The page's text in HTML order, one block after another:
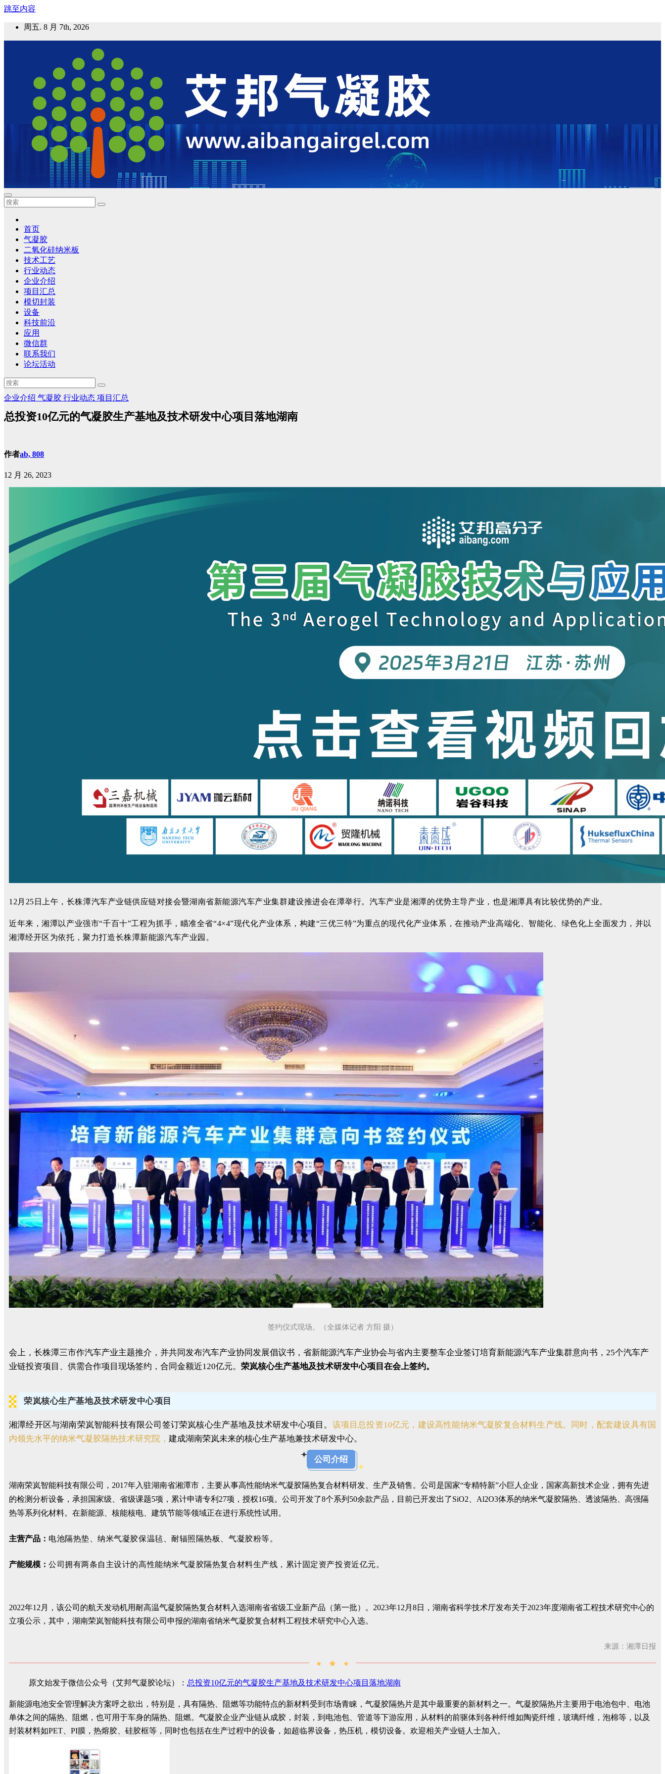
跳至内容
周五. 8 月 7th, 2026
艾邦气凝胶论坛
气凝胶材料及应用，产业链动态；气凝胶在新能源如锂电、储能等上的应用资讯分享
首页
气凝胶
二氧化硅纳米板
技术工艺
行业动态
企业介绍
项目汇总
模切封装
设备
科技前沿
应用
微信群
联系我们
论坛活动
企业介绍 气凝胶 行业动态 项目汇总
总投资10亿元的气凝胶生产基地及技术研发中心项目落地湖南
作者ab, 808
12 月 26, 2023
12月25日上午，长株潭汽车产业链供应链对接会暨湖南省新能源汽车产业集群建设推进会在潭举行。汽车产业是湘潭的优势主导产业，也是湘潭具有比较优势的产业。
近年来，湘潭以产业强市“千百十”工程为抓手，瞄准全省“4×4”现代化产业体系，构建“三优三特”为重点的现代化产业体系，在推动产业高端化、智能化、绿色化上全面发力，并以
湘潭经开区为依托，聚力打造长株潭新能源汽车产业园。
签约仪式现场。（全媒体记者 方阳 摄）
会上，长株潭三市作汽车产业主题推介，并共同发布汽车产业协同发展倡议书，省新能源汽车产业协会与省内主要整车企业签订培育新能源汽车产业集群意向书，25个汽车产
业链投资项目、供需合作项目现场签约，合同金额近120亿元。 荣岚核心生产基地及技术研发中心项目在会上签约。
荣岚核心生产基地及技术研发中心项目
湘潭经开区与湖南荣岚智能科技有限公司签订荣岚核心生产基地及技术研发中心项目。 该项目总投资10亿元，建设高性能纳米气凝胶复合材料生产线。同时，配套建设具有国
内领先水平的纳米气凝胶隔热技术研究院， 建成湖南荣岚未来的核心生产基地兼技术研发中心。
公司介绍
湖南荣岚智能科技有限公司，2017年入驻湖南省湘潭市，主要从事高性能纳米气凝胶隔热复合材料研发、生产及销售。公司是国家“专精特新”小巨人企业，国家高新技术企业，拥有先进
的检测分析设备，承担国家级、省级课题5项，累计申请专利27项，授权16项。公司开发了8个系列50余款产品，目前已开发出了SiO2、Al2O3体系的纳米气凝胶隔热、透波隔热、高强隔
热等系列化材料。在新能源、核能核电、建筑节能等领域正在进行系统性试用。
主营产品： 电池隔热垫、纳米气凝胶保温毡、耐辐照隔热板、气凝胶粉等。
产能规模： 公司拥有两条自主设计的高性能纳米气凝胶隔热复合材料生产线，累计固定资产投资近亿元。
2022年12月，该公司的航天发动机用耐高温气凝胶隔热复合材料入选湖南省省级工业新产品（第一批）。2023年12月8日，湖南省科学技术厅发布关于2023年度湖南省工程技术研究中心的
立项公示，其中，湖南荣岚智能科技有限公司申报的湖南省纳米气凝胶复合材料工程技术研究中心入选。
来源：湘潭日报
原文始发于微信公众号（艾邦气凝胶论坛）： 总投资10亿元的气凝胶生产基地及技术研发中心项目落地湖南
新能源电池安全管理解决方案呼之欲出，特别是，具有隔热、阻燃等功能特点的新材料受到市场青睐，气凝胶隔热片是其中最重要的新材料之一。气凝胶隔热片主要用于电池包中、电池
单体之间的隔热、阻燃，也可用于车身的隔热、阻燃。气凝胶企业产业链从成胶，封装，到电池包、管道等下游应用，从材料的前驱体到各种纤维如陶瓷纤维，玻璃纤维，泡棉等，以及
封装材料如PET、PI膜，热熔胶、硅胶框等，同时也包括在生产过程中的设备，如超临界设备，热压机，模切设备。欢迎相关产业链人士加入。